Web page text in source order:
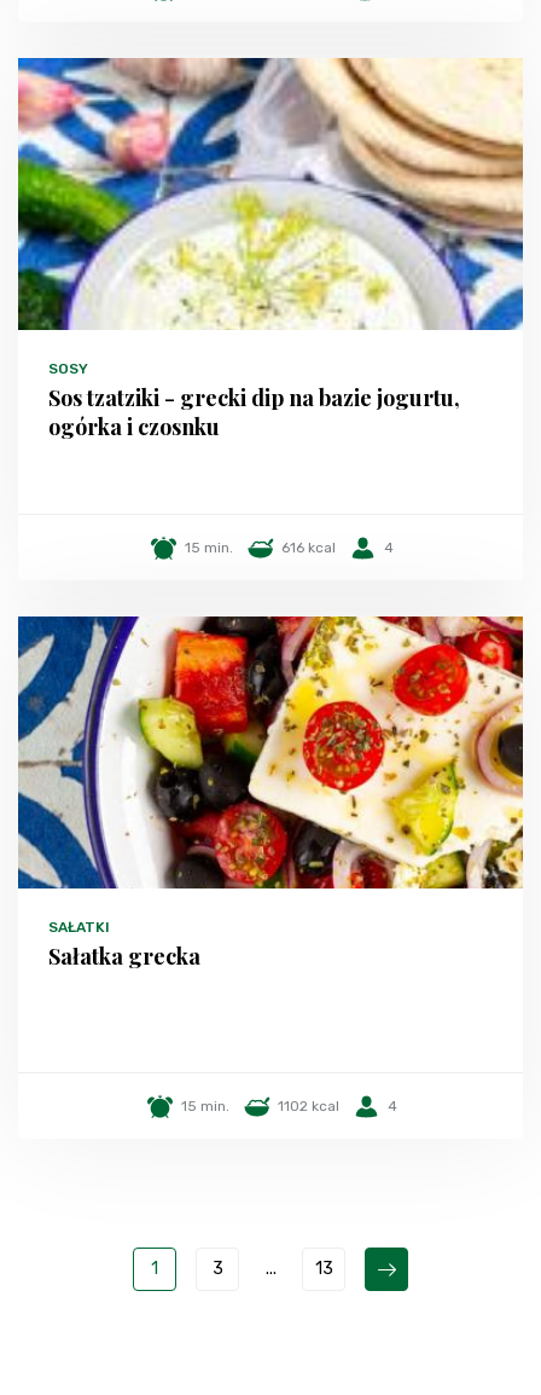
SOSY
Sos tzatziki - grecki dip na bazie jogurtu,
ogórka i czosnku
15 min. 616 kcal 4
SAŁATKI
Sałatka grecka
15 min. 1102 kcal 4
1 3 ... 13